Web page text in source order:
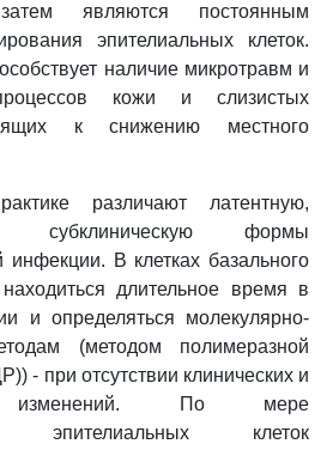
являются постоянным
эпителиальных клеток.
наличие микротравм и
кожи и слизистых
к снижению местного
различают латентную,
субклиническую формы
инфекции. В клетках базального
длительное время в
и определяться молекулярно-
(методом полимеразной
- при отсутствии клинических и
изменений. По мере
эпителиальных клеток